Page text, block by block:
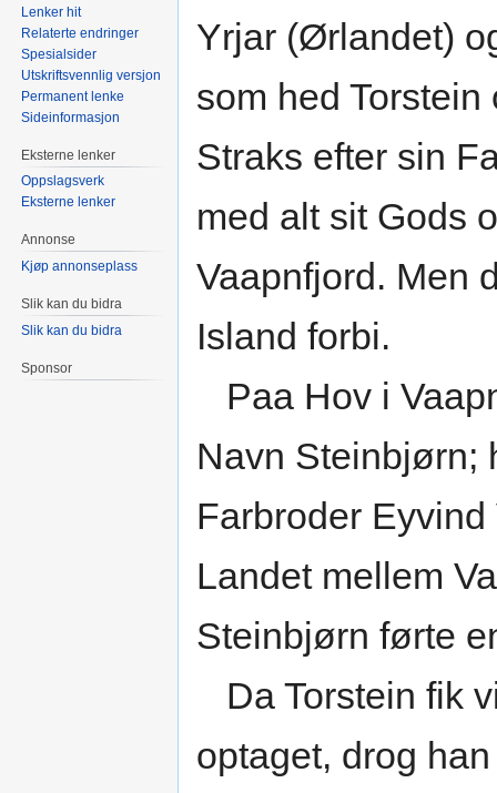
Yrjar (Ørlandet)
som hed
Straks efter sin
med alt sit Gods
Vaapnfjord. Men
Island forbi.
Paa Hov i
Navn Steinbjørn;
Farbroder
Landet mellem
Steinbjørn førte
Da Torstein fik
optaget, drog
Lenker hit
Relaterte endringer
Spesialsider
Utskriftsvennlig versjon
Permanent lenke
Sideinformasjon
Eksterne lenker
Oppslagsverk
Eksterne lenker
Annonse
Kjøp annonseplass
Slik kan du bidra
Slik kan du bidra
Sponsor